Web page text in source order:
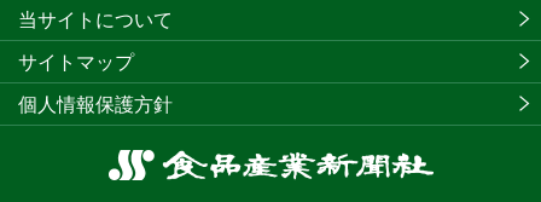
食
当サイトについて
サイトマップ
個人情報保護方針